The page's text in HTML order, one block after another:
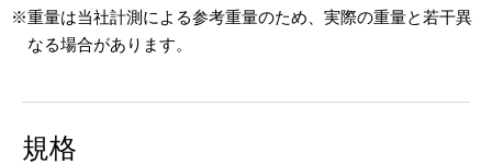
※重量は当社計測による参考重量のため、実際の重量と若干異
なる場合があります。
規格